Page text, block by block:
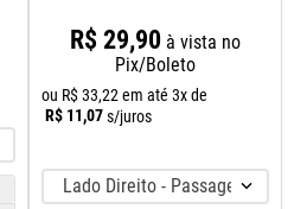
R$ 29,90 à vista no
Pix/Boleto
ou R$33,22 em até 3x de
R$ 11,07s/juros
Lado Direito - Passageiro